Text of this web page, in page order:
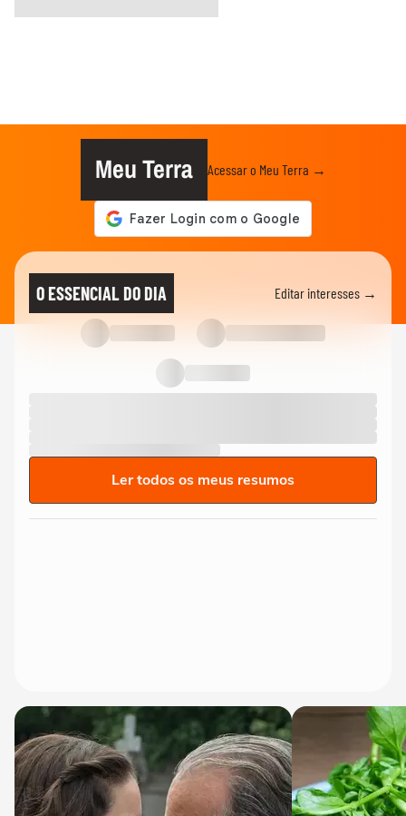
Meu Terra Acessar o Meu Terra →
O ESSENCIAL DO DIA Editar interesses →
Ler todos os meus resumos